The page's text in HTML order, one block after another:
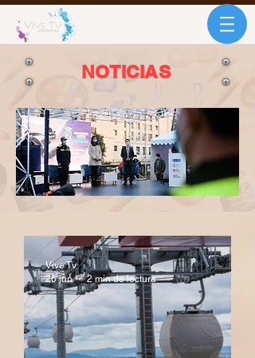
NOTICIAS
Vive Tv
26 jun
2 min de lectura